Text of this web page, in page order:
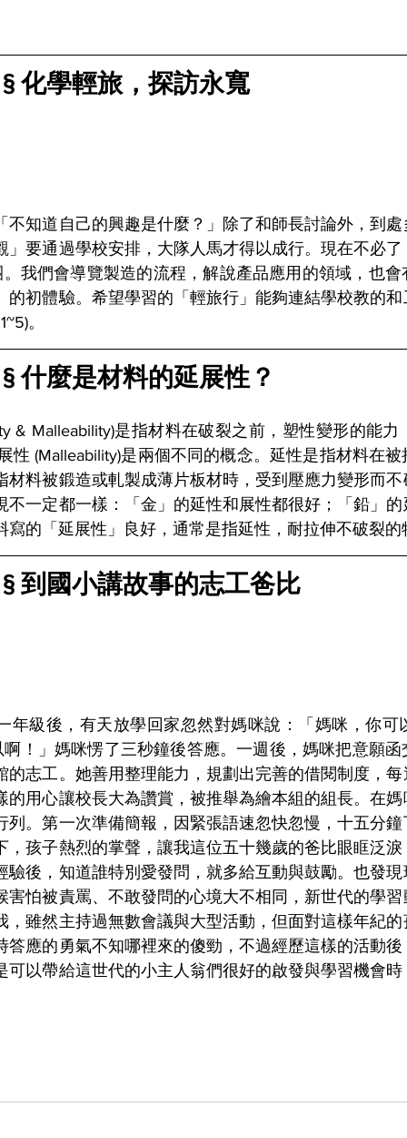
化學輕旅，探訪永寬
不知道自己的興趣是什麼？」除了和師長討論外，到
」要通過學校安排，大隊人馬才得以成行。現在不必
我們會導覽製造的流程，解說產品應用的領域，也
的初體驗。希望學習的「輕旅行」能夠連結學校教的
。
什麼是材料的延展性？
& Malleability)是指材料在破裂之前，塑性變形的能
性 (Malleability)是兩個不同的概念。延性是指材料在
材料被鍛造或軋製成薄片板材時，受到壓應力變形而
不一定都一樣：「金」的延性和展性都很好；「鉛」
寫的「延展性」良好，通常是指延性，耐拉伸不破裂的
到國小講故事的志工爸比
年級後，有天放學回家忽然對媽咪說：「媽咪，你可
！」媽咪愣了三秒鐘後答應。一週後，媽咪把意願
的志工。她善用整理能力，規劃出完善的借閱制度，
的用心讓校長大為讚賞，被推舉為繪本組的組長。在
列。第一次準備簡報，因緊張語速忽快忽慢，十五分
，孩子熱烈的掌聲，讓我這位五十幾歲的爸比眼眶泛
驗後，知道誰特別愛發問，就多給互動與鼓勵。也發
害怕被責罵、不敢發問的心境大不相同，新世代的學
，雖然主持過無數會議與大型活動，但面對這樣年紀
答應的勇氣不知哪裡來的傻勁，不過經歷這樣的活動
可以帶給這世代的小主人翁們很好的啟發與學習機會